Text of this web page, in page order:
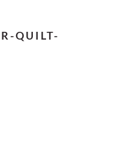
QUILT-